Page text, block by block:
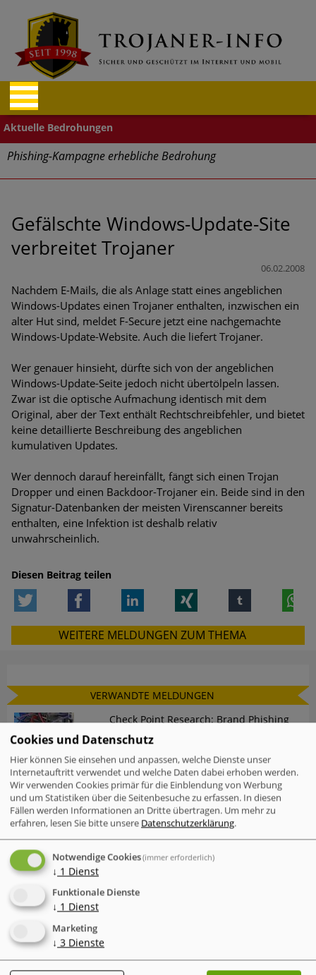
Phishing-Kampagne erhebliche Bedrohung
Identitätsdiebstahl
Exponentiell wachsende Risiken, eine immer
unübersichtlichere Cyber-Bedrohungslage – was CISOs jetzt
Digitale Assets aller Arten im Fokus der aktuellen Cyber-
Bedrohungen
Unternehmen dürfen Bedrohungspotential nicht
unterschätzen
Weiterentwicklung der HTTP-basierten Cyberangriffe lässt
Experten vor Tsunami bei Web-DDoS-Angriffen warnen
Harpoon Whaling?
Aktuelle Phishing-Kampagnen mit großen Markennamen –
Amazon hat nun reagiert
Nutzer im Visier der Datendiebe
Cyber Experience Center in Augsburg
Gefälschte Windows-Update-Site
verbreitet Trojaner
06.02.2008
Nachdem E-Mails, die als Anlage statt eines angeblichen
Windows-Updates einen Trojaner enthalten, inzwischen ein
alter Hut sind, meldet F-Secure jetzt eine nachgemachte
Windows-Update-Website. Auch die liefert Trojaner.
Wer genauer hinsieht, dürfte sich von der angeblichen
Windows-Update-Seite jedoch nicht übertölpeln lassen.
Zwar ist die optische Aufmachung identisch mit dem
Original, aber der Text enthält Rechtschreibfehler, und bietet
keine detaillierte Beschreibung des angeblichen
kumulativen Updates.
Wer dennoch darauf hereinfällt, fängt sich einen Trojan
Dropper und einen Backdoor-Trojaner ein. Beide sind in den
Signatur-Datenbanken der meisten Virenscanner bereits
enthalten, eine Infektion ist deshalb relativ
unwahrscheinlich.
Diesen Beitrag teilen
Facebook LinkedIn tumblr
WEITERE MELDUNGEN ZUM THEMA
VERWANDTE MELDUNGEN
Check Point Research: Brand Phishing
Report Q2 2026
Mac-Nutzer sind häufiger von
Cyberattacken betroffen als Windows-
Nutzer
IT-Probleme im Einzelhandel - Warum
Software und Transparenz
entscheidend sind
TrendAI (Trend Micro) zeigt eine
gefährlichen Trend in der
Cookies und Datenschutz
Hier können Sie einsehen und anpassen, welche Dienste unser
Internetauftritt verwendet und welche Daten dabei erhoben werden.
Wir verwenden Cookies primär für die Einblendung von Werbung
und um Statistiken über die Seitenbesuche zu erfassen. In diesen
Fällen werden Informationen an Dritte übertragen. Um mehr zu
erfahren, lesen Sie bitte unsere Datenschutzerklärung.
Notwendige Cookies(immer erforderlich)
↓ 1 Dienst
Funktionale Dienste
↓ 1 Dienst
Marketing
↓ 3 Dienste